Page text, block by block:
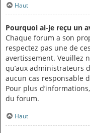
Haut
Pourquoi ai-je reçu un
Chaque forum a son
respectez pas une de
avertissement. Veuillez
qu’aux administrateurs
aucun cas responsable
Pour plus
du forum.
Haut